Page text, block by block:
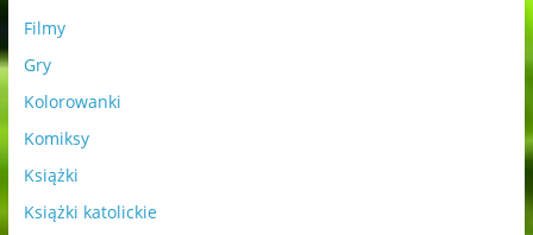
Filmy
Gry
Kolorowanki
Komiksy
Książki
Książki katolickie